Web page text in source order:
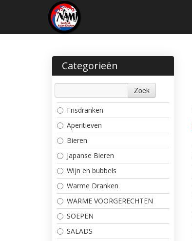
Categorieën
Zoek
Frisdranken
Aperitieven
Bieren
Japanse Bieren
Wijn en bubbels
Warme Dranken
WARME VOORGERECHTEN
SOEPEN
SALADS